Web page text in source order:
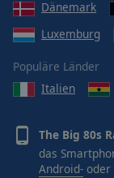
Dänemark
Luxemburg
Populäre Länder
Italien
The Big 80s
das
Android- oder